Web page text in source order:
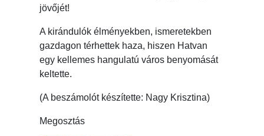
jövőjét!
A kirándulók élményekben, ismeretekben
gazdagon térhettek haza, hiszen Hatvan
egy kellemes hangulatú város benyomását
keltette.
(A beszámolót készítette: Nagy Krisztina)
Megosztás